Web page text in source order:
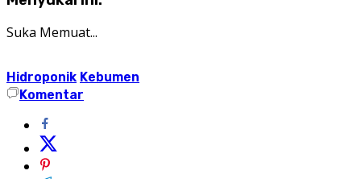
Suka Memuat...
Hidroponik Kebumen
Komentar